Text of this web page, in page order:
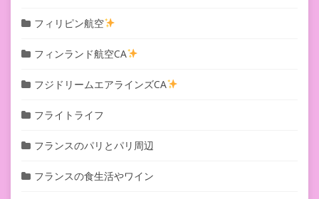
フィリピン航空
フィンランド航空CA
フジドリームエアラインズCA
フライトライフ
フランスのパリとパリ周辺
フランスの食生活やワイン